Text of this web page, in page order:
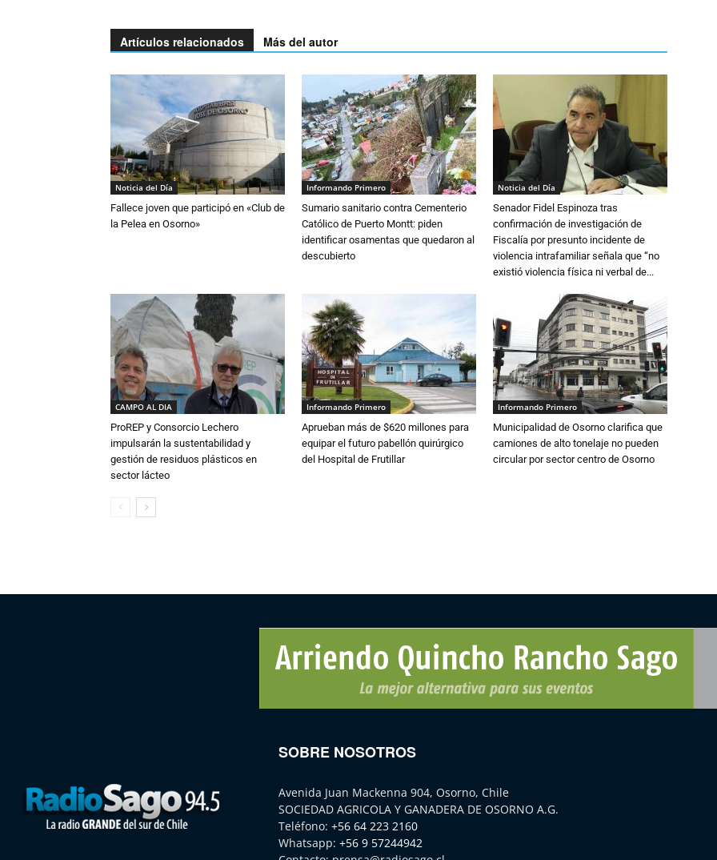
Artículos relacionados Más del autor
Noticia del Día
Fallece joven que participó en «Club de
la Pelea en Osorno»
Informando Primero
Sumario sanitario contra Cementerio
Católico de Puerto Montt: piden
identificar osamentas que quedaron al
descubierto
Noticia del Día
Senador Fidel Espinoza tras
confirmación de investigación de
Fiscalía por presunto incidente de
violencia intrafamiliar señala que “no
existió violencia física ni verbal de...
CAMPO AL DIA
ProREP y Consorcio Lechero
impulsarán la sustentabilidad y
gestión de residuos plásticos en
sector lácteo
Informando Primero
Aprueban más de $620 millones para
equipar el futuro pabellón quirúrgico
del Hospital de Frutillar
Informando Primero
Municipalidad de Osorno clarifica que
camiones de alto tonelaje no pueden
circular por sector centro de Osorno
SOBRE NOSOTROS
Avenida Juan Mackenna 904, Osorno, Chile
SOCIEDAD AGRICOLA Y GANADERA DE OSORNO A.G.
Teléfono: +56 64 223 2160
Whatsapp: +56 9 57244942